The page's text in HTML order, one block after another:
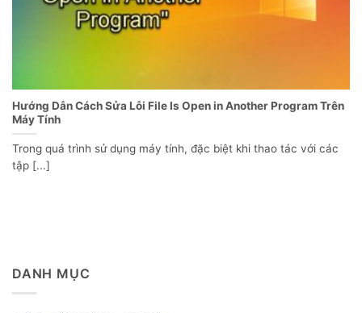
Hướng Dẫn Cách Sửa Lỗi File Is Open in Another Program Trên
Máy Tính
Trong quá trình sử dụng máy tính, đặc biệt khi thao tác với các
tập [...]
DANH MỤC